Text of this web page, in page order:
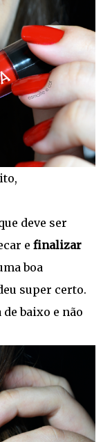
deve ser
e finalizar
boa
super certo.
baixo e não